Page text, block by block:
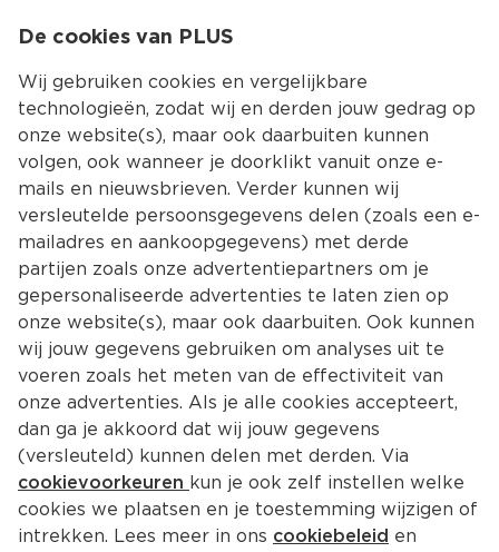
Kies jouw
De cookies van PLUS
Wij gebruiken cookies en vergelijkbare
technologieën, zodat wij en derden jouw gedrag op
onze website(s), maar ook daarbuiten kunnen
volgen, ook wanneer je doorklikt vanuit onze e-
mails en nieuwsbrieven. Verder kunnen wij
versleutelde persoonsgegevens delen (zoals een e-
mailadres en aankoopgegevens) met derde
partijen zoals onze advertentiepartners om je
gepersonaliseerde advertenties te laten zien op
onze website(s), maar ook daarbuiten. Ook kunnen
wij jouw gegevens gebruiken om analyses uit te
voeren zoals het meten van de effectiviteit van
onze advertenties. Als je alle cookies accepteert,
dan ga je akkoord dat wij jouw gegevens
(versleuteld) kunnen delen met derden. Via
cookievoorkeuren kun je ook zelf instellen welke
cookies we plaatsen en je toestemming wijzigen of
intrekken. Lees meer in ons cookiebeleid en